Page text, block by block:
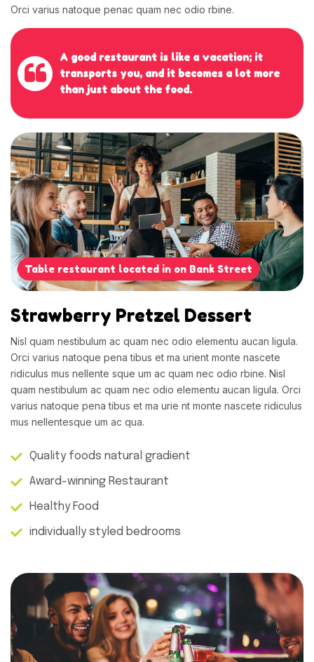
Orci varius natoque penac quam nec odio rbine.
A good restaurant is like a vacation; it
transports you, and it becomes a lot more
than just about the food.
Table restaurant located in on Bank Street
Strawberry Pretzel Dessert
Nisl quam nestibulum ac quam nec odio elementu aucan ligula.
Orci varius natoque pena tibus et ma urient monte nascete
ridiculus mus nellente sque um ac quam nec odio rbine. Nisl
quam nestibulum ac quam nec odio elementu aucan ligula. Orci
varius natoque pena tibus et ma urie nt monte nascete ridiculus
mus nellentesque um ac qua.
Quality foods natural gradient
Award-winning Restaurant
Healthy Food
individually styled bedrooms